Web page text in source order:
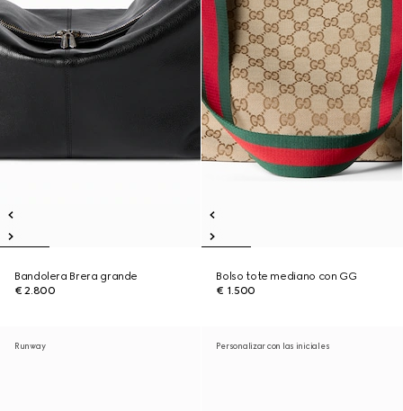
Bandolera Brera grande
€ 2.800
Bolso tote mediano con GG
€ 1.500
Runway Personalizar con las iniciales